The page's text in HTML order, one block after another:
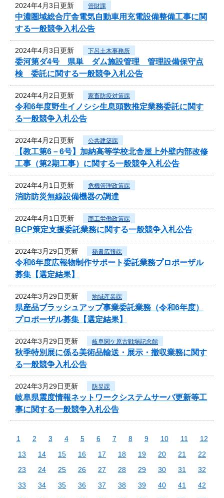
2024年4月3日更新 管財課
中濃圏域総合庁舎電気自動車用充電設備整備工事に関
する一般競争入札公告
2024年4月3日更新 下呂土木事務所
委河第ダ4号 県単 ダム施設管理 管理設備保守点
検 委託に関する一般競争入札公告
2024年4月2日更新 家畜防疫対策課
令和6年度野生イノシシ生息頭数推定業務委託に関す
る一般競争入札公告
2024年4月2日更新 公共建築課
【教工第6－6号】加納高等学校北舎屋上外壁内部改修
工事（第2期工事）に関する一般競争入札公告
2024年4月1日更新 危機管理政策課
消防防災無線設備機器の調達
2024年4月1日更新 商工労働政策課
BCP策定支援委託業務に関する一般競争入札公告
2024年3月29日更新 秘書広報課
令和6年度広報物制作サポート委託業務プロポーザル
募集【選定結果】
2024年3月29日更新 地域産業課
県産品ブラッシュアップ事業委託業務（令和6年度）
プロポーザル募集【選定結果】
2024年3月29日更新 岐阜関ケ原古戦場記念館
秋季特別展に係る美術品輸送・展示・撤収業務に関す
る一般競争入札公告
2024年3月29日更新 防災課
岐阜県震度情報ネットワークシステムサーバ更新等工
事に関する一般競争入札公告
1 2 3 4 5 6 7 8 9 10 11
12
13
14 15 16 17 18 19 20 21
22
23
24 25 26 27 28 29 30 31
32
33
34 35 36 37 38 39 40 41
42